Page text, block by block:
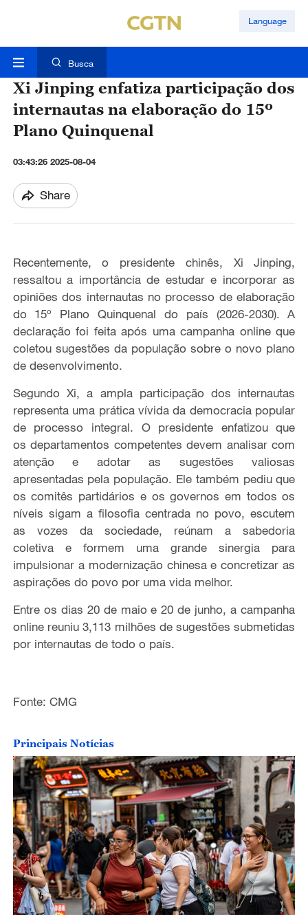
Language
Busca
Xi Jinping enfatiza participação dos
internautas na elaboração do 15º
Plano Quinquenal
03:43:26 2025-08-04
Share
Recentemente, o presidente chinês, Xi Jinping,
ressaltou a importância de estudar e incorporar as
opiniões dos internautas no processo de elaboração
do 15º Plano Quinquenal do país (2026-2030). A
declaração foi feita após uma campanha online que
coletou sugestões da população sobre o novo plano
de desenvolvimento.
Segundo Xi, a ampla participação dos internautas
representa uma prática vívida da democracia popular
de processo integral. O presidente enfatizou que
os departamentos competentes devem analisar com
atenção e adotar as sugestões valiosas
apresentadas pela população. Ele também pediu que
os comitês partidários e os governos em todos os
níveis sigam a filosofia centrada no povo, escutem
as vozes da sociedade, reúnam a sabedoria
coletiva e formem uma grande sinergia para
impulsionar a modernização chinesa e concretizar as
aspirações do povo por uma vida melhor.
Entre os dias 20 de maio e 20 de junho, a campanha
online reuniu 3,113 milhões de sugestões submetidas
por internautas de todo o país.
Fonte: CMG
Principais Notícias